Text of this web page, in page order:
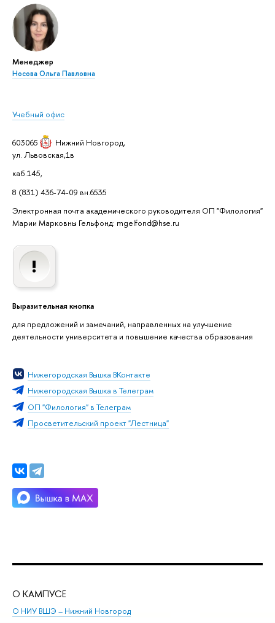
Менеджер
Носова Ольга Павловна
Учебный офис
603065 Нижний Новгород,
ул. Львовская,1в
каб.145,
8 (831) 436-74-09 вн.6535
Электронная почта академического руководителя ОП "Филология"
Марии Марковны Гельфонд: mgelfond@hse.ru
Выразительная кнопка
для предложений и замечаний, направленных на улучшение
деятельности университета и повышение качества образования
Нижегородская Вышка ВКонтакте
Нижегородская Вышка в Телеграм
ОП "Филология" в Телеграм
Просветительский проект "Лестница"
О КАМПУСЕ
О НИУ ВШЭ – Нижний Новгород